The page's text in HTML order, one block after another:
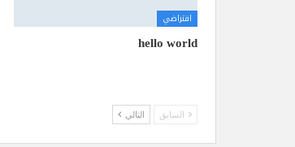
افتراضي
hello world
السابق التالي